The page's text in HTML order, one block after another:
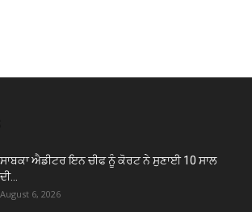
ਸਾਬਕਾ ਐਡੀਟਰ ਇਨ ਚੀਫ ਨੂੰ ਕੋਰਟ ਨੇ ਸੁਣਾਈ 10 ਸਾਲ
ਦੀ...
August 6, 2026